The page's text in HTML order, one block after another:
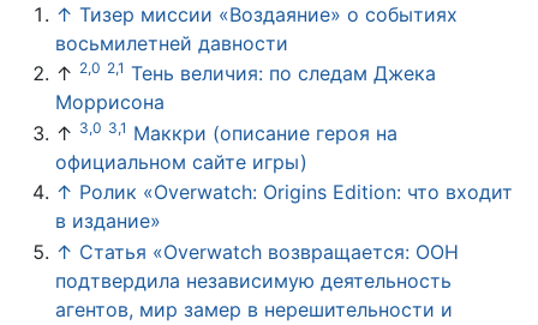
↑ Тизер миссии «Воздаяние» о событиях
восьмилетней давности
↑ 2,0 2,1 Тень величия: по следам Джека
Моррисона
↑ 3,0 3,1 Маккри (описание героя на
официальном сайте игры)
↑ Ролик «Overwatch: Origins Edition: что входит
в издание»
↑ Статья «Overwatch возвращается: ООН
подтвердила независимую деятельность
агентов, мир замер в нерешительности и